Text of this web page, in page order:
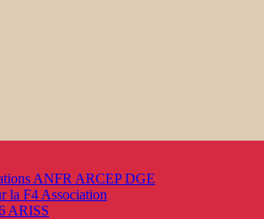
ANFR ARCEP DGE
la F4 Association
ARISS